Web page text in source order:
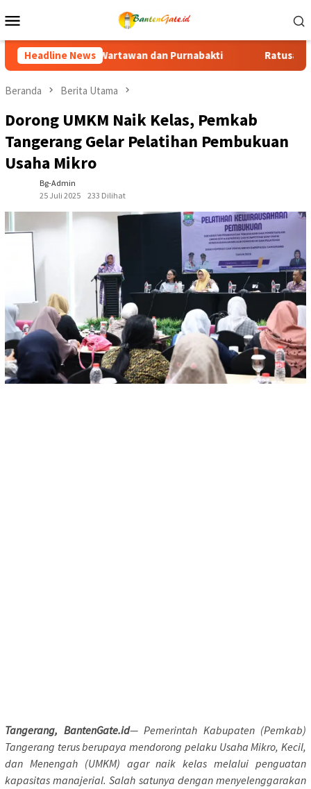
ke
Mobile
Headline NewsRatusan Purna Bhakti dan Warga Siap
Beranda Berita Utama
Dorong UMKM Naik Kelas, Pemkab
Tangerang Gelar Pelatihan Pembukuan
Usaha Mikro
Bg-Admin
25 Juli 2025
233 Dilihat
Tangerang, BantenGate.id— Pemerintah Kabupaten (Pemkab)
Tangerang terus berupaya mendorong pelaku Usaha Mikro, Kecil,
dan Menengah (UMKM) agar naik kelas melalui penguatan
kapasitas manajerial. Salah satunya dengan menyelenggarakan